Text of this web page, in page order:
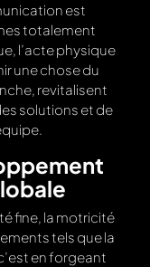
est
totalement
l’acte physique
une chose du
revitalisent
solutions et de
fine, la motricité
tels que la
en forgeant